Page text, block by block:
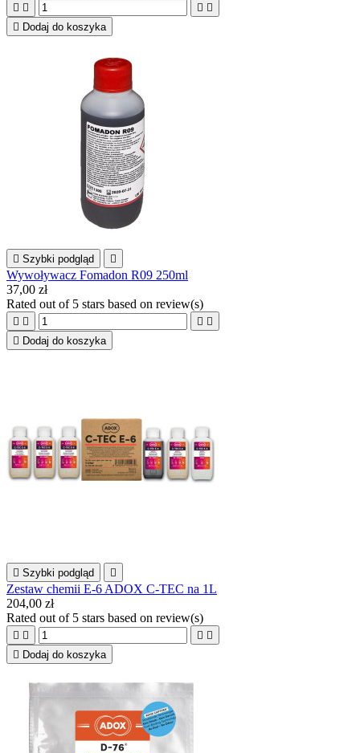
   
 Dodaj do koszyka
 Szybki podgląd 
Wywoływacz Fomadon R09 250ml
37,00 zł
Rated out of 5 stars based on review(s)
   
 Dodaj do koszyka
 Szybki podgląd 
Zestaw chemii E-6 ADOX C-TEC na 1L
204,00 zł
Rated out of 5 stars based on review(s)
   
 Dodaj do koszyka